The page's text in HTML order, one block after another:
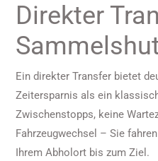
Direkter
Ein direkter Transfer bietet
Zeitersparnis als ein
Zwischenstopps, keine
Fahrzeugwechsel – Sie
Ihrem Abholort bis zum Ziel.